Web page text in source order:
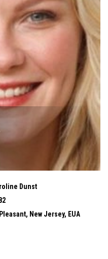
Dunst
New Jersey, EUA